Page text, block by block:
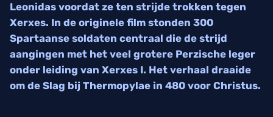
Leonidas voordat ze ten strijde trokken tegen
Xerxes. In de originele film stonden 300
Spartaanse soldaten centraal die de strijd
aangingen met het veel grotere Perzische leger
onder leiding van Xerxes I. Het verhaal draaide
om de Slag bij Thermopylae in 480 voor Christus.